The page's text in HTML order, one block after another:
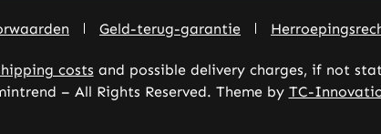
Geld-terug-garantie
costs and possible delivery charges, if not
– All Rights Reserved. Theme by TC-